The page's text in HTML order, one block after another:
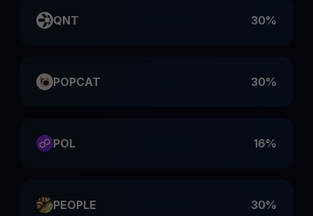
QNT 30%
POPCAT 30%
POL 16%
PEOPLE 30%